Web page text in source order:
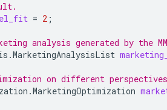
= 2 ;
analysis generated by the
on different perspectives